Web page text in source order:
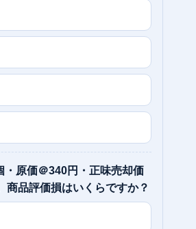
・原価＠340円・正味売却価
商品評価損はいくらですか？